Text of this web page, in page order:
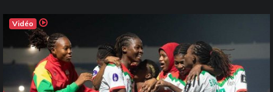
Vidéo